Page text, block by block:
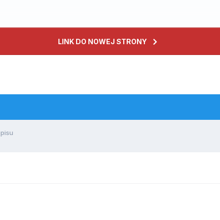
LINK DO NOWEJ STRONY